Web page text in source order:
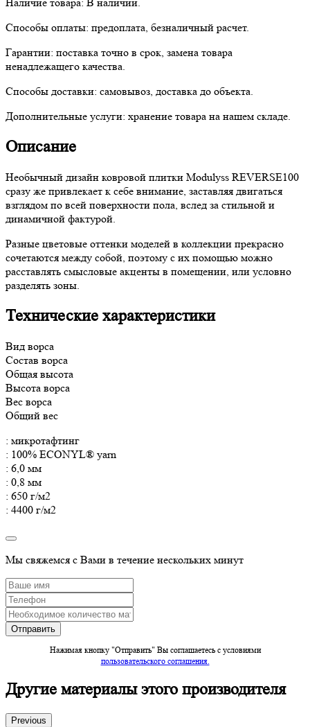
Способы оплаты: предоплата, безналичный расчет.
Гарантии: поставка точно в срок, замена товара
ненадлежащего качества.
Способы доставки: самовывоз, доставка до объекта.
Дополнительные услуги: хранение товара на нашем складе.
Описание
Необычный дизайн ковровой плитки Modulyss REVERSE100
сразу же привлекает к себе внимание, заставляя двигаться
взглядом по всей поверхности пола, вслед за стильной и
динамичной фактурой.
Разные цветовые оттенки моделей в коллекции прекрасно
сочетаются между собой, поэтому с их помощью можно
расставлять смысловые акценты в помещении, или условно
разделять зоны.
Технические характеристики
Вид ворса
Состав ворса
Общая высота
Высота ворса
Вес ворса
Общий вес
: микротафтинг
: 100% ECONYL® yarn
: 6,0 мм
: 0,8 мм
: 650 г/м2
: 4400 г/м2
Мы свяжемся с Вами в течение нескольких минут
Нажимая кнопку "Отправить" Вы соглашаетесь c условиями
пользовательского соглашения.
Другие материалы этого производителя
Previous